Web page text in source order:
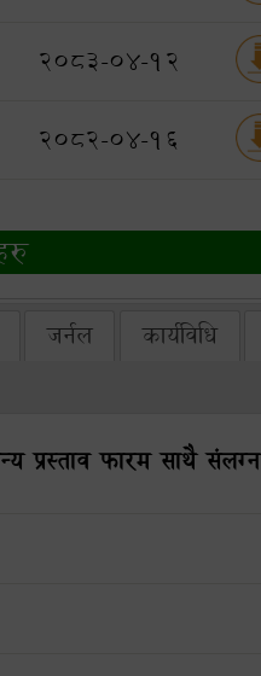
2083-04-12
2082-04-16
जर्नल कार्यविधि
प्रस्ताव फारम साथै संलग्न